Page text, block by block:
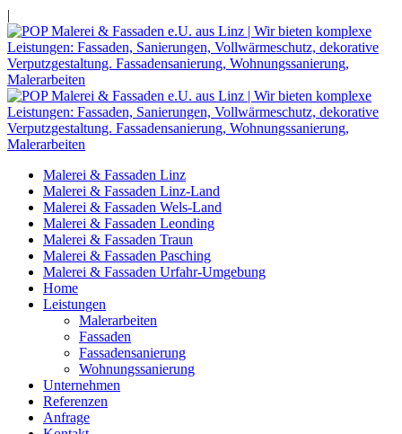
|
Malerei & Fassaden Linz
Malerei & Fassaden Linz-Land
Malerei & Fassaden Wels-Land
Malerei & Fassaden Leonding
Malerei & Fassaden Traun
Malerei & Fassaden Pasching
Malerei & Fassaden Urfahr-Umgebung
Home
Leistungen
Malerarbeiten
Fassaden
Fassadensanierung
Wohnungssanierung
Unternehmen
Referenzen
Anfrage